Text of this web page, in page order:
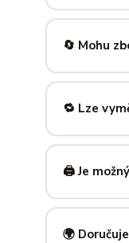
Nabízíme
výše —
🔄 Mohu
info@ilus.cz
🔁 Lze
Standardně
info@ilus.cz
🖨️ Je
Ano! Potisk
kousky.
🌍